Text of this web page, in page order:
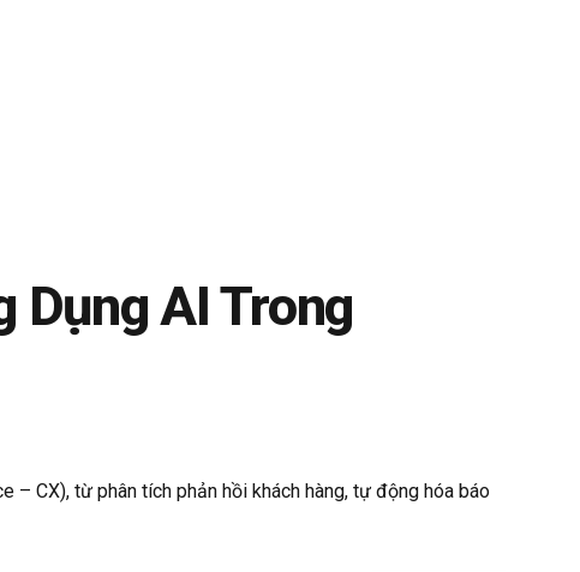
Dụng AI Trong
– CX), từ phân tích phản hồi khách hàng, tự động hóa báo